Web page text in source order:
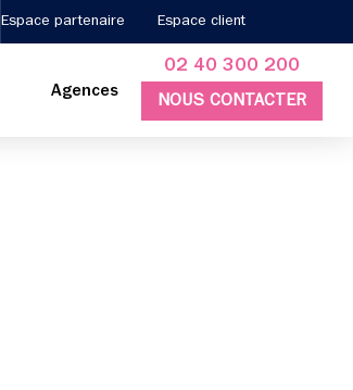
Espace partenaire Espace client
Agences
02 40 300 200
NOUS CONTACTER